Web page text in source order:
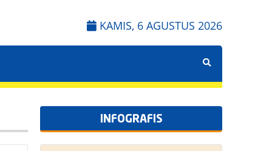
KAMIS, 6 AGUSTUS 2026
INFOGRAFIS